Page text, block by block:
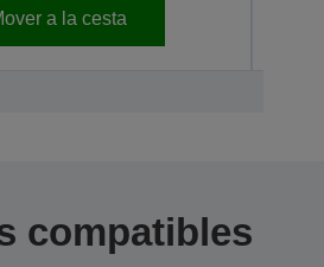
a la cesta
compatibles